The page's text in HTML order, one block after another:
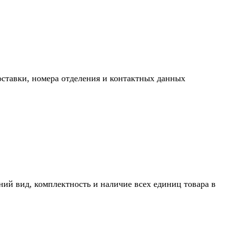
номера отделения и контактных данных
вид, комплектность и наличие всех единиц товара в